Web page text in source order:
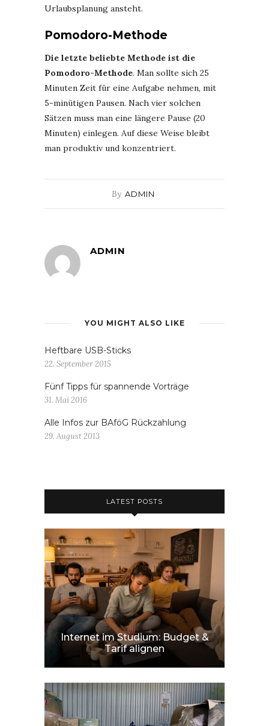
Urlaubsplanung ansteht.
Pomodoro-Methode
Die letzte beliebte Methode ist die
Pomodoro-Methode. Man sollte sich 25
Minuten Zeit für eine Aufgabe nehmen, mit
5-minütigen Pausen. Nach vier solchen
Sätzen muss man eine längere Pause (20
Minuten) einlegen. Auf diese Weise bleibt
man produktiv und konzentriert.
By ADMIN
ADMIN
YOU MIGHT ALSO LIKE
Heftbare USB-Sticks
22. September 2015
Fünf Tipps für spannende Vorträge
31. Mai 2016
Alle Infos zur BAföG Rückzahlung
29. August 2013
LATEST POSTS
Internet im Studium: Budget &
Tarif alignen